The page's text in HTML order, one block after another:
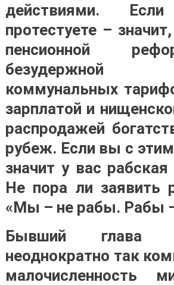
действиями.
протестуете –
пенсионной
безудержной
коммунальных
зарплатой и
распродажей
рубеж. Если вы с
значит у вас рабская
Не пора ли заявить
«Мы – не рабы. Рабы
Бывший глава
неоднократно так
малочисленность